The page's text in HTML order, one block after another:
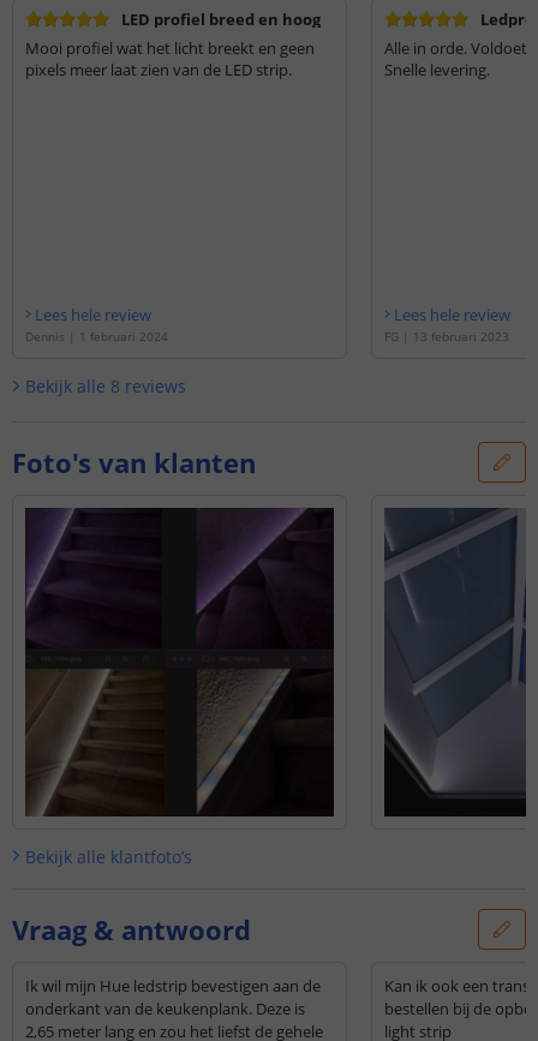
LED profiel breed en hoog
Mooi profiel wat het licht breekt en geen
pixels meer laat zien van de LED strip.
Lees hele review
Dennis | 1 februari 2024
Alle in orde. Voldoet
Snelle levering.
Lees hele review
FG | 13 februari 2023
Bekijk alle 8 reviews
Foto's van klanten
Bekijk alle klantfoto’s
Vraag & antwoord
Ik wil mijn Hue ledstrip bevestigen aan de
onderkant van de keukenplank. Deze is
2,65 meter lang en zou het liefst de gehele
Kan ik ook een
bestellen bij de
light strip